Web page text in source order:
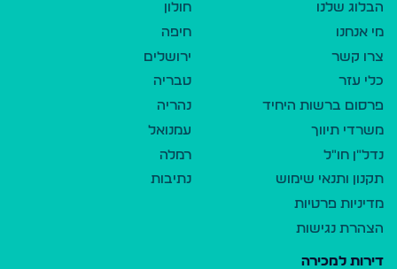
הבלוג שלנו
מי אנחנו
צרו קשר
כלי עזר
פרסום ברשות היחיד
משרדי תיווך
נדל"ן חו"ל
תקנון ותנאי שימוש
מדיניות פרטיות
הצהרת נגישות
חולון
חיפה
ירושלים
טבריה
נהריה
עמנואל
רמלה
נתיבות
דירות למכירה